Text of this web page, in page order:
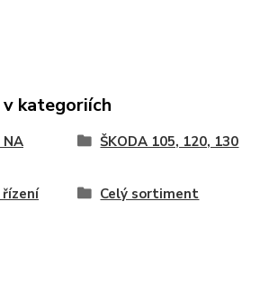
kategoriích
NA
ŠKODA 105, 120, 130
řízení Celý sortiment